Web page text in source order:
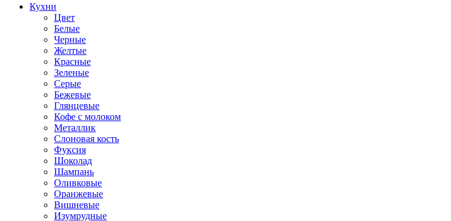
Кухни
Цвет
Белые
Черные
Желтые
Красные
Зеленые
Серые
Бежевые
Глянцевые
Кофе с молоком
Металлик
Слоновая кость
Фуксия
Шоколад
Шампань
Оливковые
Оранжевые
Вишневые
Изумрудные